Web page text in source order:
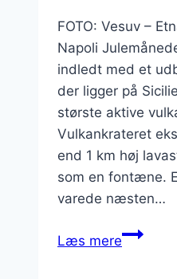
FOTO: Vesuv –
Napoli
indledt med et
der ligger på
største aktive
Vulkankrateret
end 1 km høj
som en fontæne.
varede næsten…
Læs mereEtna